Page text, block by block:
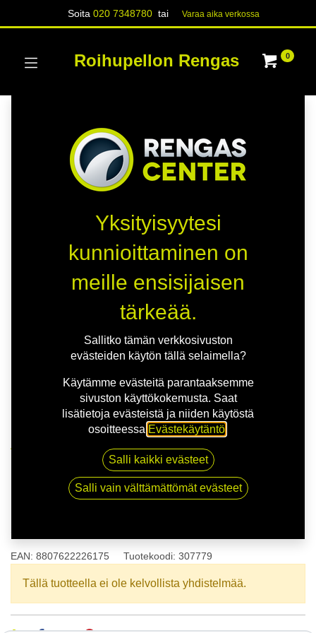
Soita020 7348780 tai Varaa aika verk​​​​ossa
Roihupellon Rengas 0
175/60R16 82H NEXEN N BLUE S XL
175/60R16 82H NEXEN N BLUE
EAN: 8807622226175 Tuotekoodi: 307779
Tällä tuotteella ei ole kelvollista yhdistelmää.
Yksityisyytesi
kunnioittaminen on
meille ensisijaisen
tärkeää.
Sallitko tämän verkkosivuston
evästeiden käytön tällä selaimella?
Käytämme evästeitä parantaaksemme
sivuston käyttökokemusta. Saat
lisätietoja evästeistä ja niiden käytöstä
osoitteessa Evästekäytäntö
Salli kaikki evästeet
Salli vain välttämättömät evästeet